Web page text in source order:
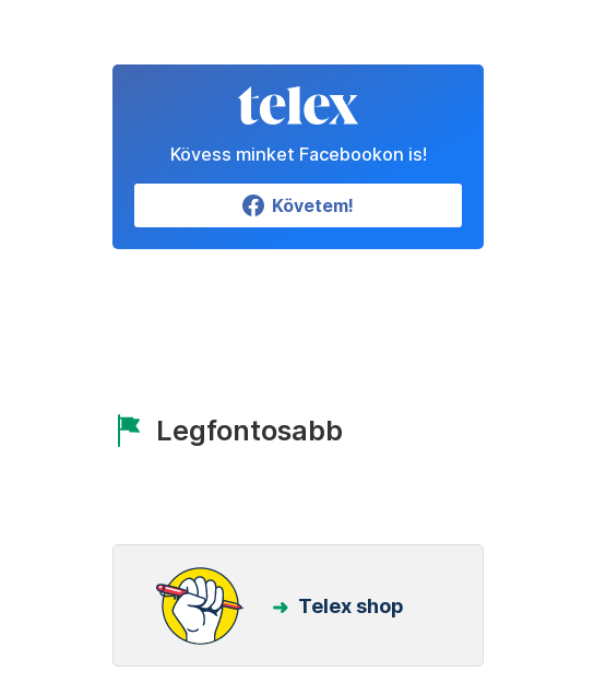
Kövess minket Facebookon is!
Követem!
Legfontosabb
Telex shop